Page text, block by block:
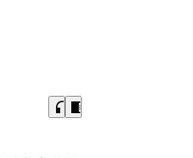
headphones chrome_reader_mode